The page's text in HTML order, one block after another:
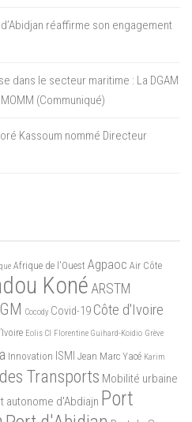
réaffirme son engagement
dans le secteur maritime : La DGAM
(Communiqué)
Kassoum nommé Directeur
Afrique de l'Ouest Agpaoc Air Côte
Koné ARSTM
Cocody Covid-19 Côte d'Ivoire
Eolis CI Florentine Guihard-Koidio Grève
Innovation ISMI Jean Marc Yacé Karim
Transports Mobilité urbaine
autonome d'Abdiajn Port